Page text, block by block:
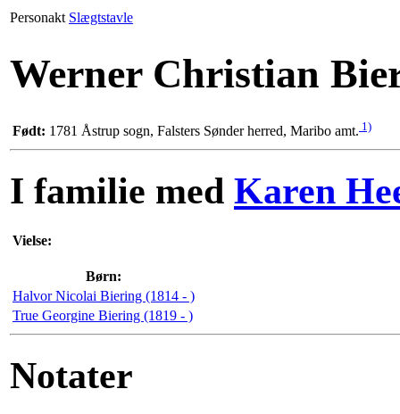
Personakt Slægtstavle
Werner Christian
Født: 1781 Åstrup sogn, Falsters Sønder herred, Maribo amt. 1)
I familie med Karen
Vielse:
Børn:
Halvor Nicolai Biering (1814 - )
True Georgine Biering (1819 - )
Notater